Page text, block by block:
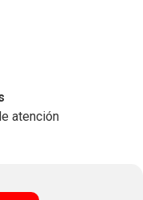
atención